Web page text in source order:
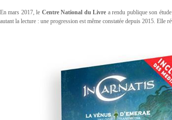
En mars 2017, le Centre National du Livre a rendu publique son
autant la lecture : une progression est même constatée depuis 2015. Elle